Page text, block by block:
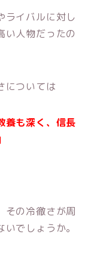
ライバルに対し
い人物だったの
については
養も深く、信長
その冷徹さが周
でしょうか。